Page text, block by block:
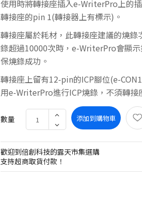
使用時將轉接座插入e-WriterPro上的
轉接座的pin 1(轉接器上有標示)。
轉接座屬於耗材，此轉接座建議的燒
錄超過10000次時，e-WriterPro會顯
保燒錄成功。
轉接座上留有12-pin的ICP腳位(e-
用e-WriterPro進行ICP燒錄，不須轉接
數量 添加到購物車
歡迎到倍創科技的露天市集選購
支持超商取貨付款！